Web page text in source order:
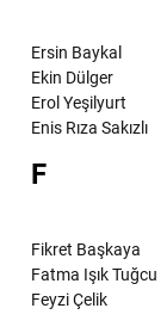
Ersin Baykal
Ekin Dülger
Erol Yeşilyurt
Enis Rıza Sakızlı
F
Fikret Başkaya
Fatma Işık Tuğcu
Feyzi Çelik